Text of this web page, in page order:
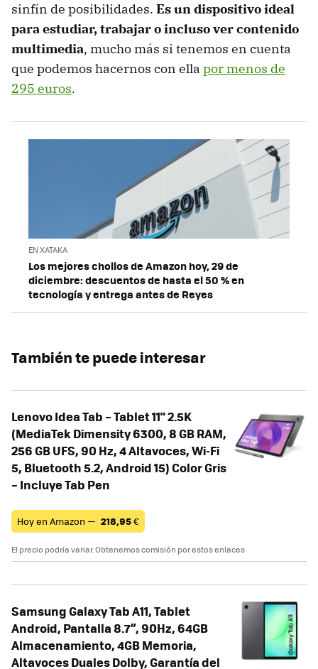
sinfín de posibilidades. Es un dispositivo ideal
para estudiar, trabajar o incluso ver contenido
multimedia, mucho más si tenemos en cuenta
que podemos hacernos con ella por menos de
295 euros.
EN XATAKA
Los mejores chollos de Amazon hoy, 29 de
diciembre: descuentos de hasta el 50 % en
tecnología y entrega antes de Reyes
También te puede interesar
Lenovo Idea Tab – Tablet 11" 2.5K
(MediaTek Dimensity 6300, 8 GB RAM,
256 GB UFS, 90 Hz, 4 Altavoces, Wi-Fi
5, Bluetooth 5.2, Android 15) Color Gris
– Incluye Tab Pen
Hoy en Amazon — 218,95€
El precio podría variar. Obtenemos comisión por estos enlaces
Samsung Galaxy Tab A11, Tablet
Android, Pantalla 8.7”, 90Hz, 64GB
Almacenamiento, 4GB Memoria,
Altavoces Duales Dolby, Garantía del